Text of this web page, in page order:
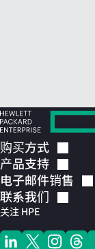
购买方式
产品支持
电子邮件销售
联系我们
关注 HPE